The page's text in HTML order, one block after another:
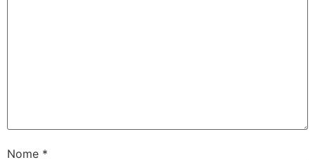
Nome *